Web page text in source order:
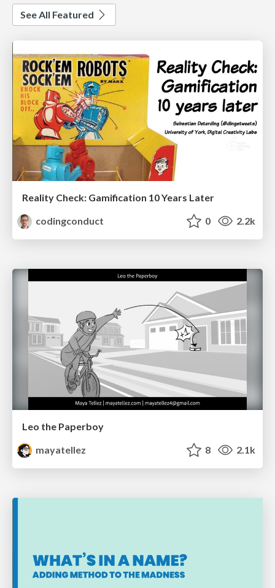
See All Featured
Reality Check: Gamification 10 Years Later
codingconduct
0 2.2k
Leo the Paperboy
mayatellez
8 2.1k